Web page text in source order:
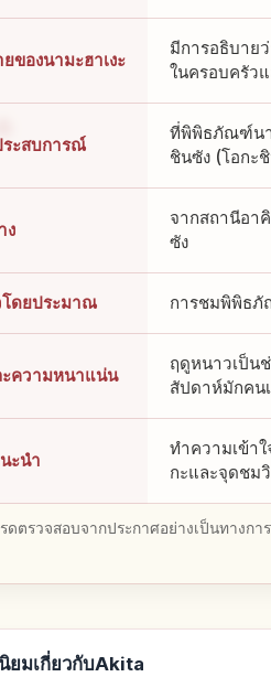
ของนามะฮาเงะ
มีการอธิบาย
ในครอบครัว
ะสบการณ์
ที่พิพิธภัณฑ์นา
ชินซัง (โอกะ
ง
จากสถานีอา
ซัง
โดยประมาณ การชมพิพิธภั
ความหนาแน่น
ฤดูหนาวเป็น
สัปดาห์มักคน
ะนำ
ทำความเข้า
กะและจุดชม
ดตรวจสอบจากประกาศอย่างเป็นทางก
ยมเกี่ยวกับAkita